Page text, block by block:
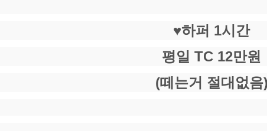
♥️하퍼 1시간
평일 TC 12만원
(떼는거 절대없음